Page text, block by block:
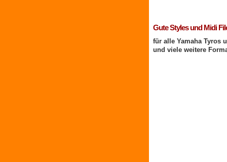
Gute Styles und Midi
für alle Yamaha Tyros
und viele weitere